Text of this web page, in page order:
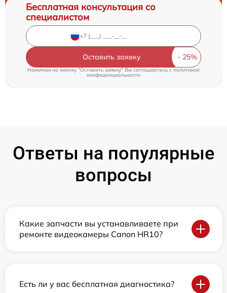
Бесплатная консультация со
специалистом
Оставить заявку
Нажимая на кнопку "Оставить заявку" Вы соглашаетесь cполитикой
конфиденциальности
Ответы на популярные
вопросы
Какие запчасти вы устанавливаете при
ремонте видеокамеры Canon HR10?
Есть ли у вас бесплатная диагностика?